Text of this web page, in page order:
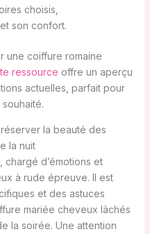
choisis,
son confort.
une coiffure romaine
ressource offre un aperçu
actuelles, parfait pour
la beauté des
la nuit
chargé d’émotions et
à rude épreuve. Il est
et des astuces
mariée cheveux lâchés
la soirée. Une attention